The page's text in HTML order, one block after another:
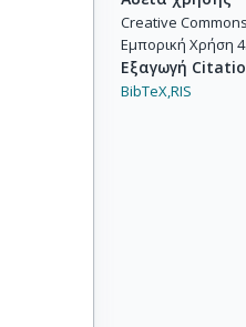
Creative
Εμπορική Χρήση
Εξαγωγή
BibTeX,RIS